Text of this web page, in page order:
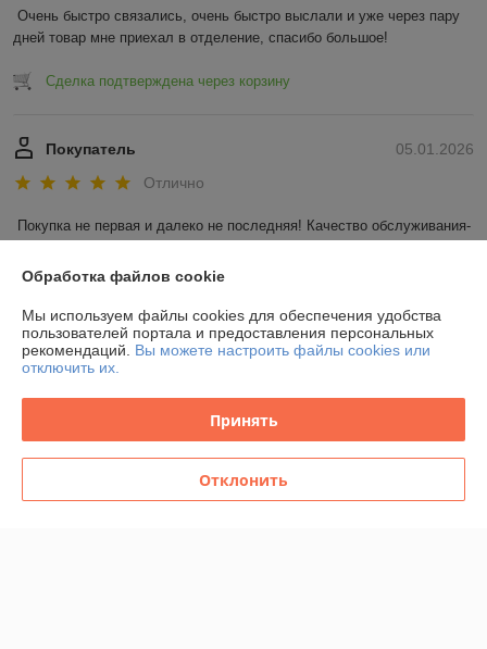
Очень быстро связались, очень быстро выслали и уже через пару
дней товар мне приехал в отделение, спасибо большое!
Сделка подтверждена через корзину
05.01.2026
Покупатель
Отлично
Покупка не первая и далеко не последняя! Качество обслуживания-
качество-100%!
Показать все отзывы
Контакты
Обработка файлов cookie
Мы используем файлы cookies для обеспечения удобства
пользователей портала и предоставления персональных
рекомендаций. Вы можете настроить файлы cookies или
отключить их.
Принять
Отклонить